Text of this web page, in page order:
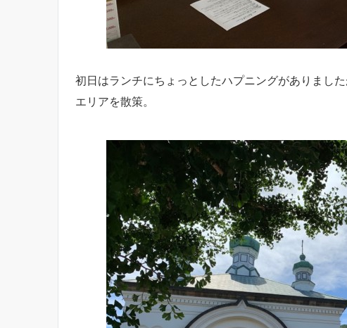
初日はランチにちょっとしたハプニングがありまし
エリアを散策。